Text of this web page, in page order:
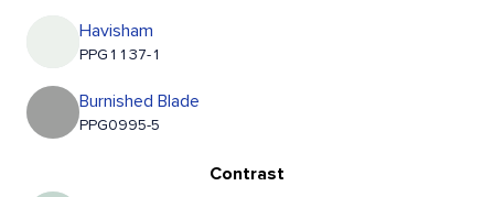
Havisham
PPG1137-1
Burnished Blade
PPG0995-5
Contrast